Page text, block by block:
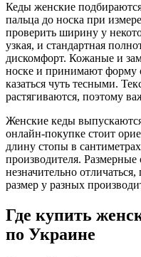
Кеды женские
пальца до носка при
проверить ширину у
узкая, и стандартная
дискомфорт. Кожаные и
носке и принимают форму
казаться чуть тесными.
растягиваются, поэтому
Женские кеды
онлайн-покупке стоит
длину стопы в
производителя.
незначительно
размер у разных
Где купить
по Украине